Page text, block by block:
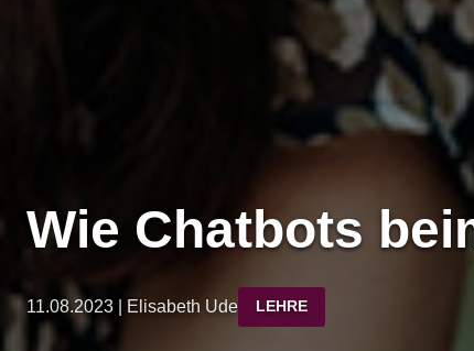
Wie Chatbots
11.08.2023 | Elisabeth Ude LEHRE